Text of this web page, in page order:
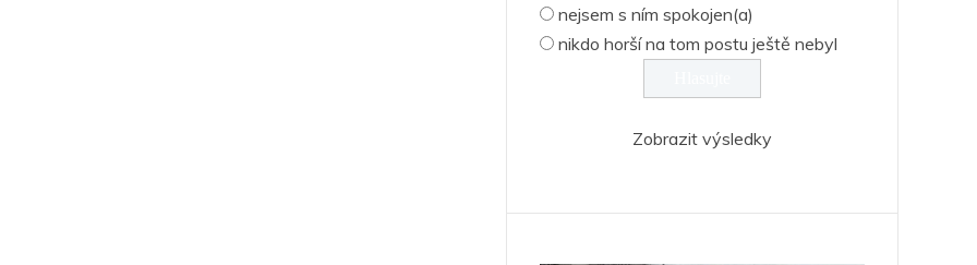
nejsem s ním spokojen(a)
nikdo horší na tom postu ještě nebyl
Zobrazit výsledky